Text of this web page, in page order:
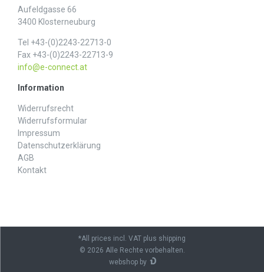
Aufeldgasse 66
3400 Klosterneuburg
Tel +43-(0)2243-22713-0
Fax +43-(0)2243-22713-9
info@e-connect.at
Information
Widerrufs­recht
Widerrufs­formular
Impressum
Daten­schutz­erklärung
AGB
Kontakt
*All prices incl. VAT plus shipping
© 2026 Alle Rechte vorbehalten.
webshop by